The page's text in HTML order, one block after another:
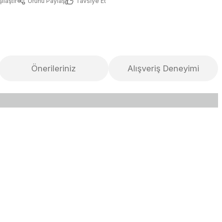
Önerileriniz Alışveriş Deneyimi